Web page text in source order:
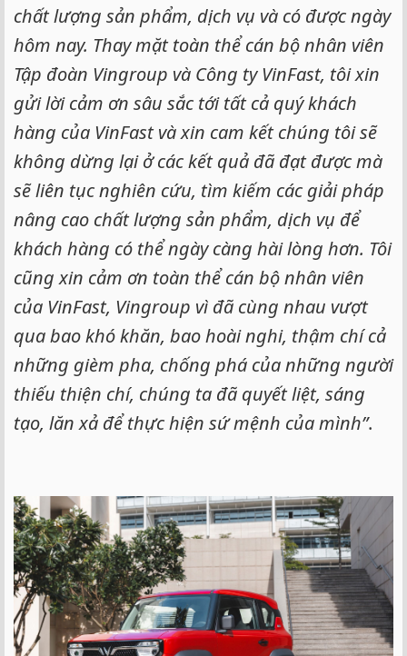
chất lượng sản phẩm, dịch vụ và có được ngày
hôm nay. Thay mặt toàn thể cán bộ nhân viên
Tập đoàn Vingroup và Công ty VinFast, tôi xin
gửi lời cảm ơn sâu sắc tới tất cả quý khách
hàng của VinFast và xin cam kết chúng tôi sẽ
không dừng lại ở các kết quả đã đạt được mà
sẽ liên tục nghiên cứu, tìm kiếm các giải pháp
nâng cao chất lượng sản phẩm, dịch vụ để
khách hàng có thể ngày càng hài lòng hơn. Tôi
cũng xin cảm ơn toàn thể cán bộ nhân viên
của VinFast, Vingroup vì đã cùng nhau vượt
qua bao khó khăn, bao hoài nghi, thậm chí cả
những gièm pha, chống phá của những người
thiếu thiện chí, chúng ta đã quyết liệt, sáng
tạo, lăn xả để thực hiện sứ mệnh của mình”.